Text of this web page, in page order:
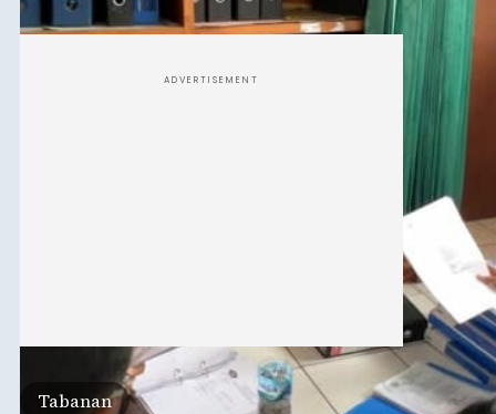
ADVERTISEMENT
Tabanan